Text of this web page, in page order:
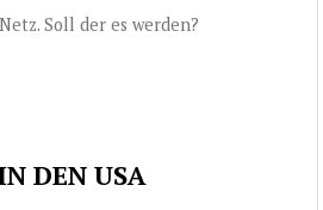
Soll der es werden?
DEN USA